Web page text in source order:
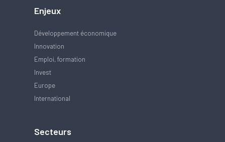
Enjeux
Développement économique
Innovation
Emploi, formation
Invest
Europe
International
Secteurs